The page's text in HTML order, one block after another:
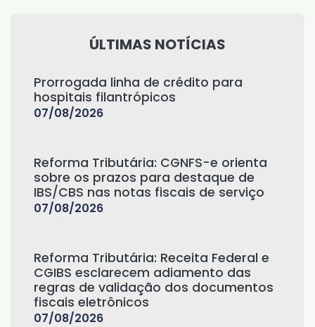
ÚLTIMAS NOTÍCIAS
Prorrogada linha de crédito para
hospitais filantrópicos
07/08/2026
Reforma Tributária: CGNFS-e orienta
sobre os prazos para destaque de
IBS/CBS nas notas fiscais de serviço
07/08/2026
Reforma Tributária: Receita Federal e
CGIBS esclarecem adiamento das
regras de validação dos documentos
fiscais eletrônicos
07/08/2026